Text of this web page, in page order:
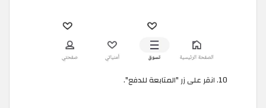
انقر على زر "المتابعة للدفع".